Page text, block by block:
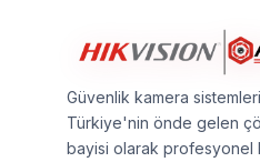
Güvenlik kamera
Türkiye'nin önde gelen
bayisi olarak profesyonel